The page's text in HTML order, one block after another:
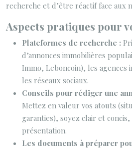
recherche et d’être réactif face aux
Aspects pratiques pour
Plateformes de recherche :
d’annonces immobilières
Immo, Leboncoin), les agences
les réseaux sociaux.
Conseils pour rédiger une
Mettez en valeur vos atouts
garanties), soyez clair et
présentation.
Les documents à préparer